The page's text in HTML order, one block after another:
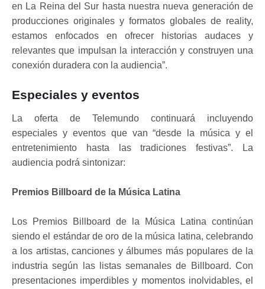
en La Reina del Sur hasta nuestra nueva generación de
producciones originales y formatos globales de reality,
estamos enfocados en ofrecer historias audaces y
relevantes que impulsan la interacción y construyen una
conexión duradera con la audiencia”.
Especiales y eventos
La oferta de Telemundo continuará incluyendo
especiales y eventos que van “desde la música y el
entretenimiento hasta las tradiciones festivas”. La
audiencia podrá sintonizar:
Premios Billboard de la Música Latina
Los Premios Billboard de la Música Latina continúan
siendo el estándar de oro de la música latina, celebrando
a los artistas, canciones y álbumes más populares de la
industria según las listas semanales de Billboard. Con
presentaciones imperdibles y momentos inolvidables, el